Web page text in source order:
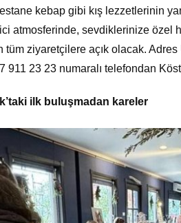
kebap gibi kış lezzetlerinin
atmosferinde, sevdiklerinize özel
tüm ziyaretçilere açık olacak.
911 23 23 numaralı telefondan
ilk buluşmadan kareler